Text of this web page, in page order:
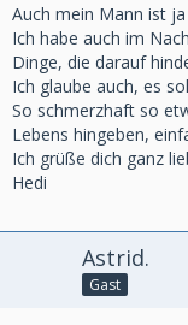
Auch mein Mann ist
Ich habe auch im
Dinge, die darauf
Ich glaube auch, es
So schmerzhaft so
Lebens hingeben,
Ich grüße dich ganz
Hedi
Astrid.
Gast